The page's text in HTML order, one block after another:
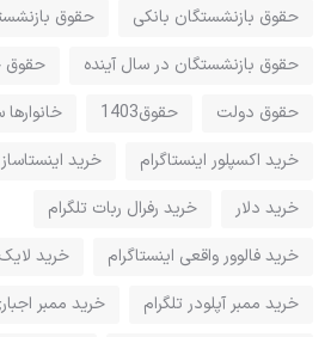
حقوق بازنشستگان بانکی
حقوق
حقوق بازنشستگان در سال آینده
حقوق
حقوق دولت
حقوق1403
خرید اکسپلور اینستاگرام
خرید اینستاساز
خرید دلار
خرید رفرال ربات تلگرام
خرید فالوور واقعی اینستاگرام
خرید لایک
خرید ممبر آپلودر تلگرام
خرید ممبر